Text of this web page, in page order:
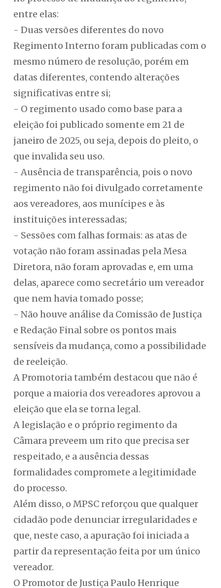
entre elas:
- Duas versões diferentes do novo
Regimento Interno foram publicadas com o
mesmo número de resolução, porém em
datas diferentes, contendo alterações
significativas entre si;
- O regimento usado como base para a
eleição foi publicado somente em 21 de
janeiro de 2025, ou seja, depois do pleito, o
que invalida seu uso.
- Ausência de transparência, pois o novo
regimento não foi divulgado corretamente
aos vereadores, aos munícipes e às
instituições interessadas;
- Sessões com falhas formais: as atas de
votação não foram assinadas pela Mesa
Diretora, não foram aprovadas e, em uma
delas, aparece como secretário um vereador
que nem havia tomado posse;
- Não houve análise da Comissão de Justiça
e Redação Final sobre os pontos mais
sensíveis da mudança, como a possibilidade
de reeleição.
A Promotoria também destacou que não é
porque a maioria dos vereadores aprovou a
eleição que ela se torna legal.
A legislação e o próprio regimento da
Câmara preveem um rito que precisa ser
respeitado, e a ausência dessas
formalidades compromete a legitimidade
do processo.
Além disso, o MPSC reforçou que qualquer
cidadão pode denunciar irregularidades e
que, neste caso, a apuração foi iniciada a
partir da representação feita por um único
vereador.
O Promotor de Justiça Paulo Henrique